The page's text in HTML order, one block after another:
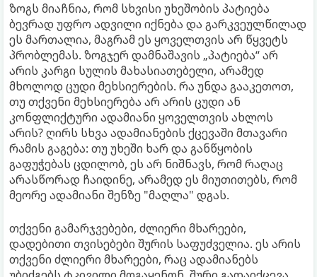
ზოგს მიაჩნია, რომ სხვისი უხეშობის პატიება
ბევრად უფრო ადვილი იქნება და გარკვეულწილად
ეს მართალია, მაგრამ ეს ყოველთვის არ წყვეტს
პრობლემას. ზოგჯერ დამნაშავის „პატიება“ არ
არის კარგი სულის მახასიათებელი, არამედ
მხოლოდ ცუდი მეხსიერების. რა უნდა გააკეთოთ,
თუ თქვენი მეხსიერება არ არის ცუდი ან
კონფლიქტური ადამიანი ყოველთვის ახლოს
არის? ღირს სხვა ადამიანების ქცევაში მთავარი
რამის გაგება: თუ უხეში ხარ და განწყობის
გაფუჭებას ცდილობ, ეს არ ნიშნავს, რომ რაღაც
არასწორად ჩაიდინე, არამედ ეს მიუთითებს, რომ
მეორე ადამიანი შენზე "მაღლა" დგას.
თქვენი გამარჯვებები, ძლიერი მხარეები,
დადებითი თვისებები შურის საფუძველია. ეს არის
თქვენი ძლიერი მხარეები, რაც ადამიანებს